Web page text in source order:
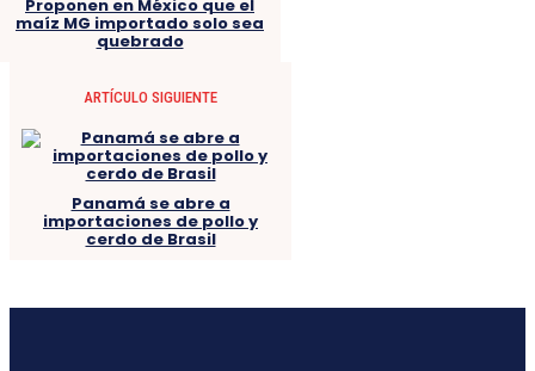
Proponen en México que el
maíz MG importado solo sea
quebrado
ARTÍCULO SIGUIENTE
Panamá se abre a
importaciones de pollo y
cerdo de Brasil